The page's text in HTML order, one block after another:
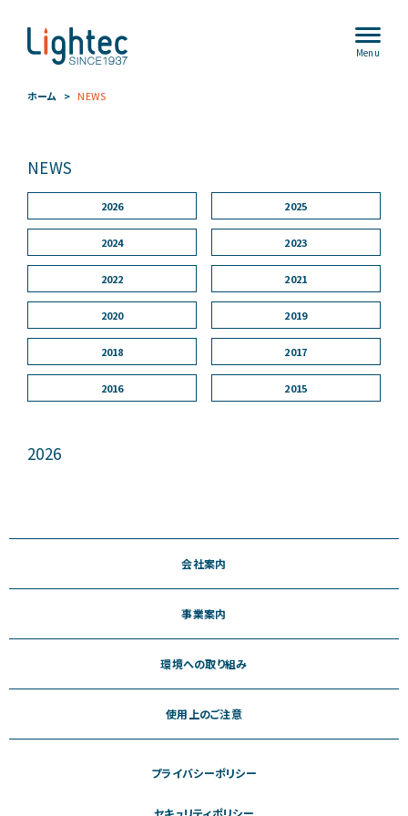
Menu
ホーム NEWS
NEWS
2026 2025
2024 2023
2022 2021
2020 2019
2018 2017
2016 2015
2026
会社案内
事業案内
環境への取り組み
使用上のご注意
プライバシーポリシー